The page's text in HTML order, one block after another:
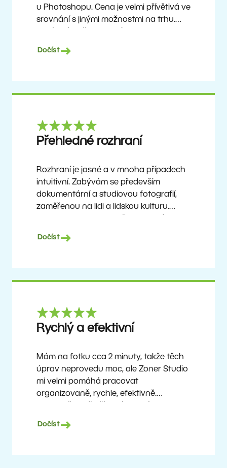
u Photoshopu. Cena je velmi přívětivá ve
srovnání s jinými možnostmi na trhu.
uživatelům, kteří chtějí dosáhnout
pokročilejší funkce, jakmile si na program
Ron
Dočíst
Přehledné rozhraní
Rozhraní je jasné a v mnoha případech
intuitivní. Zabývám se především
dokumentární a studiovou fotografií,
zaměřenou na lidi a lidskou kulturu.
a vylepšuje. Už asi 6 let je mým hlavním
Ulf Söderberg
Dočíst
Rychlý a efektivní
Mám na fotku cca 2 minuty, takže těch
úprav neprovedu moc, ale Zoner Studio
mi velmi pomáhá pracovat
organizovaně, rychle, efektivně.
a přesto mohu nabízet dobré výstupy
Dočíst